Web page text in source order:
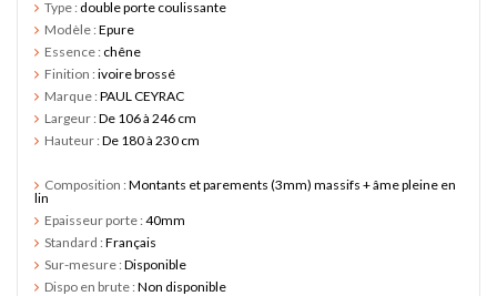
Type : double porte coulissante
Modèle : Epure
Essence : chêne
Finition : ivoire brossé
Marque : PAUL CEYRAC
Largeur : De 106 à 246 cm
Hauteur : De 180 à 230 cm
Composition : Montants et parements (3mm) massifs + âme pleine en
lin
Epaisseur porte : 40mm
Standard : Français
Sur-mesure : Disponible
Dispo en brute : Non disponible